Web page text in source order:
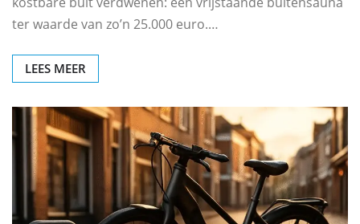
ter waarde van zo’n 25.000 euro.…
LEES MEER